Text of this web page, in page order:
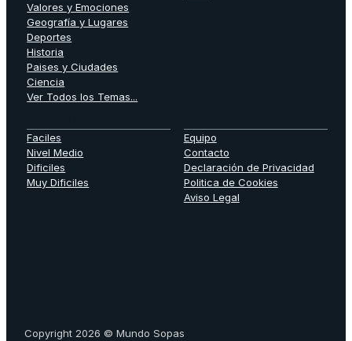
Valores y Emociones
Geografía y Lugares
Deportes
Historia
Paises y Ciudades
Ciencia
Ver Todos los Temas...
Faciles
Nivel Medio
Dificiles
Muy Dificiles
Equipo
Contacto
Declaración de Privacidad
Politica de Cookies
Aviso Legal
Copyright 2026 © Mundo Sopas